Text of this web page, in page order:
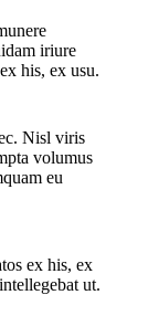
iriure
his, ex usu.
Nisl viris
volumus
eu
ex his, ex
ut.